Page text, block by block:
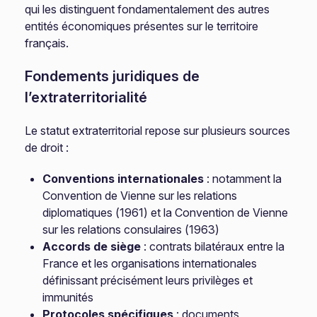
qui les distinguent fondamentalement des autres
entités économiques présentes sur le territoire
français.
Fondements juridiques de
l’extraterritorialité
Le statut extraterritorial repose sur plusieurs sources
de droit :
Conventions internationales : notamment la
Convention de Vienne sur les relations
diplomatiques (1961) et la Convention de Vienne
sur les relations consulaires (1963)
Accords de siège : contrats bilatéraux entre la
France et les organisations internationales
définissant précisément leurs privilèges et
immunités
Protocoles spécifiques : documents